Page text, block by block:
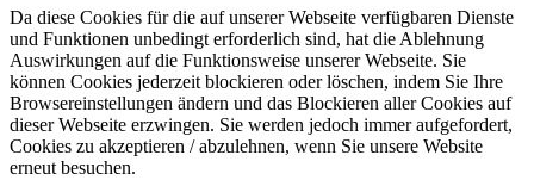
Da diese Cookies für die auf unserer Webseite verfügbaren Dienste
und Funktionen unbedingt erforderlich sind, hat die Ablehnung
Auswirkungen auf die Funktionsweise unserer Webseite. Sie
können Cookies jederzeit blockieren oder löschen, indem Sie Ihre
Browsereinstellungen ändern und das Blockieren aller Cookies auf
dieser Webseite erzwingen. Sie werden jedoch immer aufgefordert,
Cookies zu akzeptieren / abzulehnen, wenn Sie unsere Website
erneut besuchen.